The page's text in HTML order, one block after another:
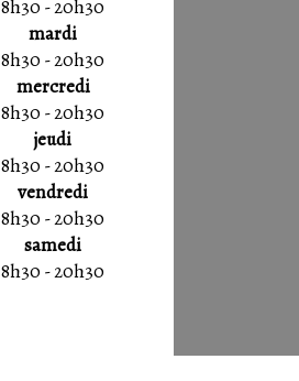
8h30 - 20h30
mardi
8h30 - 20h30
mercredi
8h30 - 20h30
jeudi
8h30 - 20h30
vendredi
8h30 - 20h30
samedi
8h30 - 20h30